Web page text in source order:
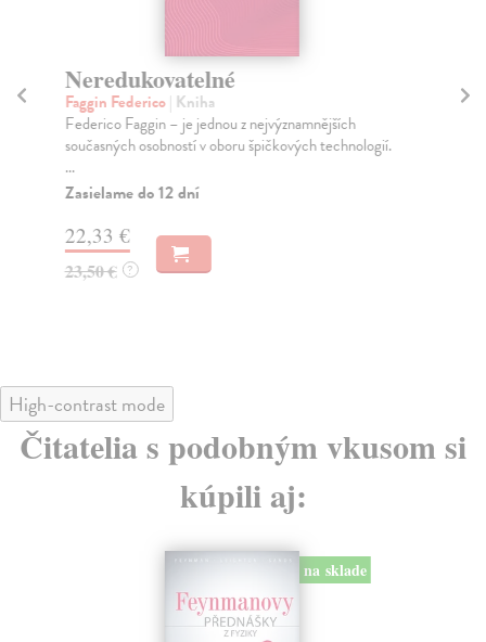
Neredukovatelné
Faggin Federico| Kniha
Federico Faggin – je jednou z nejvýznamnějších
současných osobností v oboru špičkových technologií.
...
Zasielame do 12 dní
22,33 €
23,50 € ?
High-contrast mode
Čitatelia s podobným vkusom si
kúpili aj:
na sklade